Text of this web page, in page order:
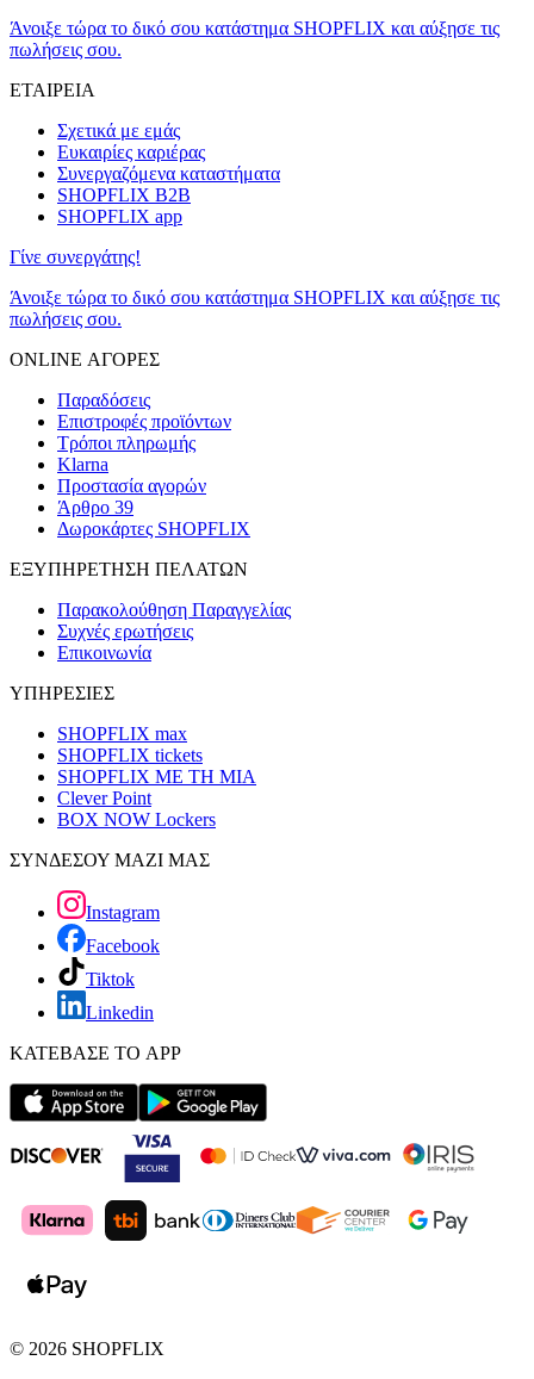
Άνοιξε τώρα το δικό σου κατάστημα SHOPFLIX και αύξησε τις
πωλήσεις σου.
ΕΤΑΙΡΕΙΑ
Σχετικά με εμάς
Ευκαιρίες καριέρας
Συνεργαζόμενα καταστήματα
SHOPFLIX B2B
SHOPFLIX app
Γίνε συνεργάτης!
Άνοιξε τώρα το δικό σου κατάστημα SHOPFLIX και αύξησε τις
πωλήσεις σου.
ONLINE ΑΓΟΡΕΣ
Παραδόσεις
Επιστροφές προϊόντων
Τρόποι πληρωμής
Klarna
Προστασία αγορών
Άρθρο 39
Δωροκάρτες SHOPFLIX
ΕΞΥΠΗΡΕΤΗΣΗ ΠΕΛΑΤΩΝ
Παρακολούθηση Παραγγελίας
Συχνές ερωτήσεις
Επικοινωνία
ΥΠΗΡΕΣΙΕΣ
SHOPFLIX max
SHOPFLIX tickets
SHOPFLIX ΜΕ ΤΗ ΜΙΑ
Clever Point
BOX NOW Lockers
ΣΥΝΔΕΣΟΥ ΜΑΖΙ ΜΑΣ
Instagram
Facebook
Tiktok
Linkedin
ΚΑΤΕΒΑΣΕ ΤΟ APP
© 2026 SHOPFLIX